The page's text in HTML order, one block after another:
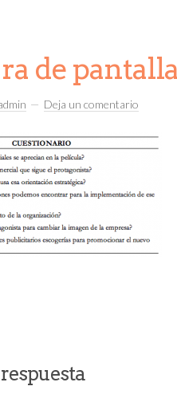
de pantalla
Deja un comentario